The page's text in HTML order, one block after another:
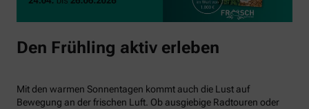
Den Frühling aktiv erleben
Mit den warmen Sonnentagen kommt auch die Lust auf
Bewegung an der frischen Luft. Ob ausgiebige Radtouren oder